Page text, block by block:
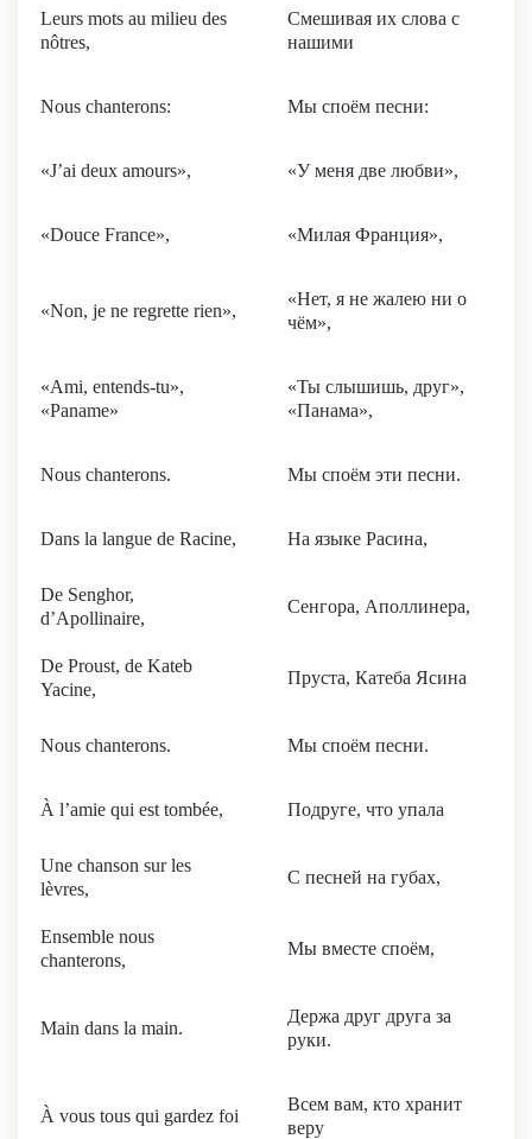
Leurs mots au milieu des
nôtres,
Смешивая их слова с
нашими
Nous chanterons: Мы споём песни:
«J’ai deux amours», «У меня две любви»,
«Douce France», «Милая Франция»,
«Non, je ne regrette rien»,
«Нет, я не жалею ни о
чём»,
«Ami, entends-tu»,
«Paname»
«Ты слышишь, друг»,
«Панама»,
Nous chanterons. Мы споём эти песни.
Dans la langue de Racine, На языке Расина,
De Senghor,
d’Apollinaire,
Сенгора, Аполлинера,
De Proust, de Kateb
Yacine,
Пруста, Катеба Ясина
Nous chanterons. Мы споём песни.
À l’amie qui est tombée, Подруге, что упала
Une chanson sur les
lèvres,
С песней на губах,
Ensemble nous
chanterons,
Мы вместе споём,
Main dans la main.
Держа друг друга за
руки.
À vous tous qui gardez foi
Всем вам, кто хранит
веру